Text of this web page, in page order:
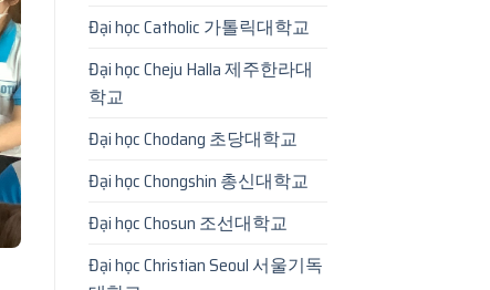
Đại học Catholic 가톨릭대학교
Đại học Cheju Halla 제주한라대
학교
Đại học Chodang 초당대학교
Đại học Chongshin 총신대학교
Đại học Chosun 조선대학교
Đại học Christian Seoul 서울기독